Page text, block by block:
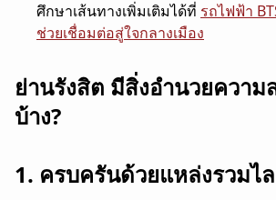
ศึกษาเส้นทางเพิ่มเติมได้ที่ รถไฟฟ้า
ช่วยเชื่อมต่อสู่ใจกลางเมือง
ย่านรังสิต มีสิ่งอำนวยความ
บ้าง?
1. ครบครันด้วยแหล่งรวมไ